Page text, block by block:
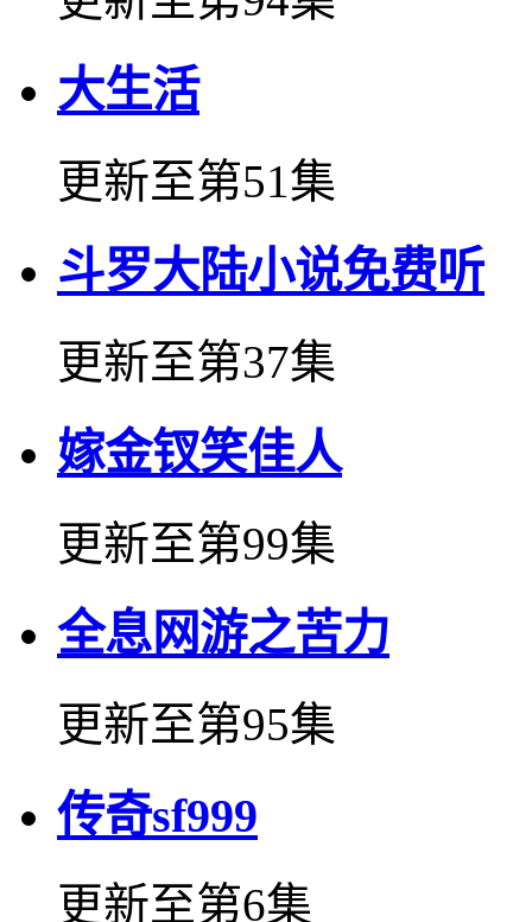
大生活
更新至第51集
斗罗大陆小说免费听
更新至第37集
嫁金钗笑佳人
更新至第99集
全息网游之苦力
更新至第95集
传奇sf999
更新至第6集